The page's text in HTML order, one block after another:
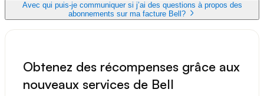
Avec qui puis-je communiquer si j’ai des questions à propos des
abonnements sur ma facture Bell?
Obtenez des récompenses grâce aux
nouveaux services de Bell